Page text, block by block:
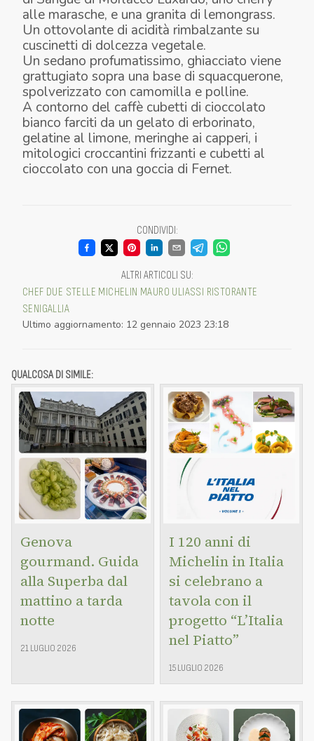
alle marasche, e una granita di lemongrass.
Un ottovolante di acidità rimbalzante su
cuscinetti di dolcezza vegetale.
Un sedano profumatissimo, ghiacciato viene
grattugiato sopra una base di squacquerone,
spolverizzato con camomilla e polline.
A contorno del caffè cubetti di cioccolato
bianco farciti da un gelato di erborinato,
gelatine al limone, meringhe ai capperi, i
mitologici croccantini frizzanti e cubetti al
cioccolato con una goccia di Fernet.
CIPOLLA, CILIEGIA, GRANITA DI
PICCOLA PASTICCERIA
CONDIVIDI:
ALTRI ARTICOLI SU:
CHEF DUE STELLE MICHELIN MAURO ULIASSI RISTORANTE
SENIGALLIA
Ultimo aggiornamento: 12 gennaio 2023 23:18
QUALCOSA DI SIMILE:
Genova
gourmand. Guida
alla Superba dal
mattino a tarda
notte
21 LUGLIO 2026
I 120 anni di
Michelin in Italia
si celebrano a
tavola con il
progetto “L’Italia
nel Piatto”
15 LUGLIO 2026